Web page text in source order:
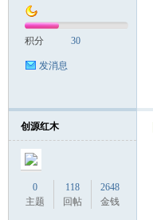
积分 30
发消息
创源红木
0
主题
118
回帖
2648
金钱